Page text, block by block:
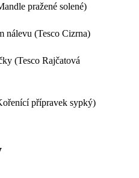
pražené solené)
nálevu (Tesco Cizrna)
(Tesco Rajčatová
přípravek sypký)